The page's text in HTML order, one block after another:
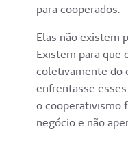
para cooperados.
Elas não existem
Existem para que
coletivamente do
enfrentasse
o cooperativismo
negócio e não